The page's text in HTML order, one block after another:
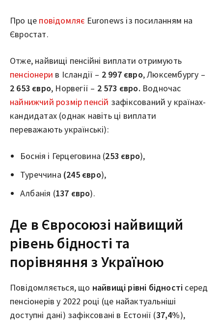
Про це повідомляє Euronews із посиланням на
Євростат.
Отже, найвищі пенсійні виплати отримують
пенсіонери в Ісландії – 2 997 євро, Люксембургу –
2 653 євро, Норвегії – 2 573 євро. Водночас
найнижчий розмір пенсій зафіксований у країнах-
кандидатах (однак навіть ці виплати
переважають українські):
Боснія і Герцеговина (253 євро),
Туреччина (245 євро),
Албанія (137 євро).
Де в Євросоюзі найвищий
рівень бідності та
порівняння з Україною
Повідомляється, що найвищі рівні бідності серед
пенсіонерів у 2022 році (це найактуальніші
доступні дані) зафіксовані в Естонії (37,4%),